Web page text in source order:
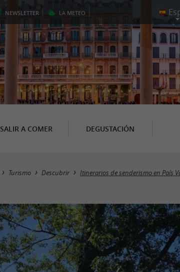
NEWSLETTER LA METEO
SALIR A COMER DEGUSTACIÓN
Turismo Descubrir Itinerarios de senderismo en País